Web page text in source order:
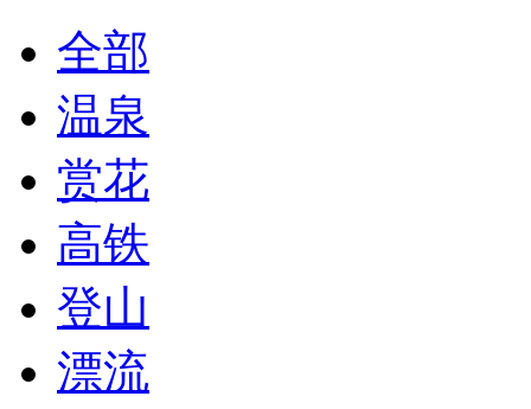
全部
温泉
赏花
高铁
登山
漂流